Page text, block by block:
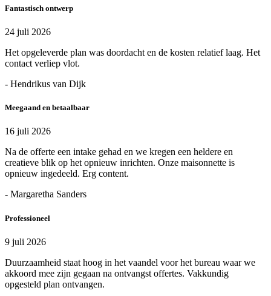
Fantastisch ontwerp
24 juli 2026
Het opgeleverde plan was doordacht en de kosten relatief laag. Het
contact verliep vlot.
- Hendrikus van Dijk
Meegaand en betaalbaar
16 juli 2026
Na de offerte een intake gehad en we kregen een heldere en
creatieve blik op het opnieuw inrichten. Onze maisonnette is
opnieuw ingedeeld. Erg content.
- Margaretha Sanders
Professioneel
9 juli 2026
Duurzaamheid staat hoog in het vaandel voor het bureau waar we
akkoord mee zijn gegaan na ontvangst offertes. Vakkundig
opgesteld plan ontvangen.